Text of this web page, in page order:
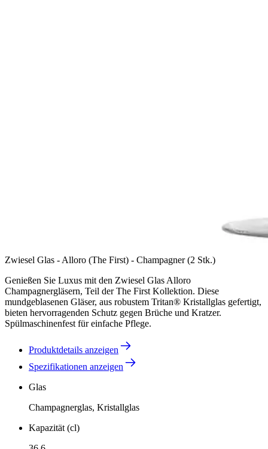
Zwiesel Glas - Alloro (The First) - Champagner (2 Stk.)
Genießen Sie Luxus mit den Zwiesel Glas Alloro
Champagnergläsern, Teil der The First Kollektion. Diese
mundgeblasenen Gläser, aus robustem Tritan® Kristallglas gefertigt,
bieten hervorragenden Schutz gegen Brüche und Kratzer.
Spülmaschinenfest für einfache Pflege.
Produktdetails anzeigen
Spezifikationen anzeigen
Glas
Champagnerglas, Kristallglas
Kapazität (cl)